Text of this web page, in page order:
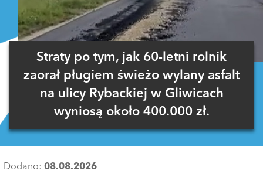
Straty po tym, jak 60-letni rolnik
zaorał pługiem świeżo wylany asfalt
na ulicy Rybackiej w Gliwicach
wyniosą około 400.000 zł.
Dodano: 08.08.2026